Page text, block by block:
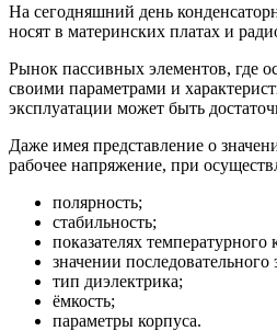
На сегодняшний день
носят в материнских платах и
Рынок пассивных элементов, где
своими параметрами и
эксплуатации может быть
Даже имея представление о
рабочее напряжение, при
полярность;
стабильность;
показателях температурного
значении
тип диэлектрика;
ёмкость;
параметры корпуса.